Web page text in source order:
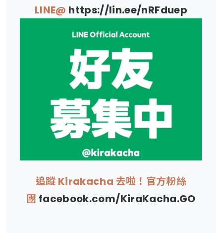
LINE@ https://lin.ee/nRFduep
追蹤 Kirakacha 去啦！官方粉絲
團 facebook.com/KiraKacha.GO